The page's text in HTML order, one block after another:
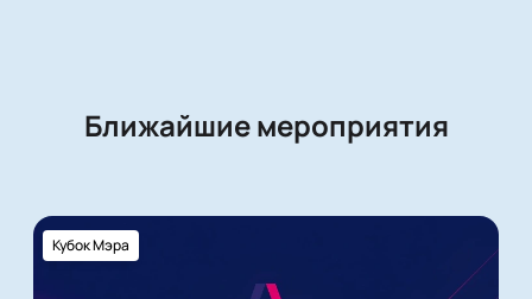
Ближайшие мероприятия
Кубок Мэра